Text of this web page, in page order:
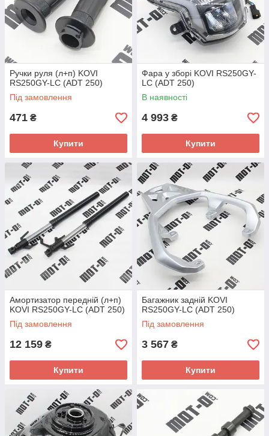
Ручки руля (л+п) KOVI
RS250GY-LC (ADT 250)
Під замовлення
471 ₴
Купити
Фара у зборі KOVI RS250GY-
LC (ADT 250)
В наявності
4 993 ₴
Купити
Амортизатор передній (л+п)
KOVI RS250GY-LC (ADT 250)
Під замовлення
12 159 ₴
Купити
Багажник задній KOVI
RS250GY-LC (ADT 250)
Під замовлення
3 567 ₴
Купити